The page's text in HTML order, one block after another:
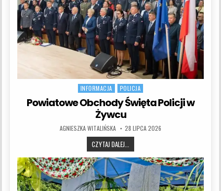
INFORMACJA POLICJA
Powiatowe Obchody Święta Policji w
Żywcu
AUTHOR:
AGNIESZKA WITALIŃSKA PUBLISHED DATE:
28 LIPCA 2026
CZYTAJ DALEJ...